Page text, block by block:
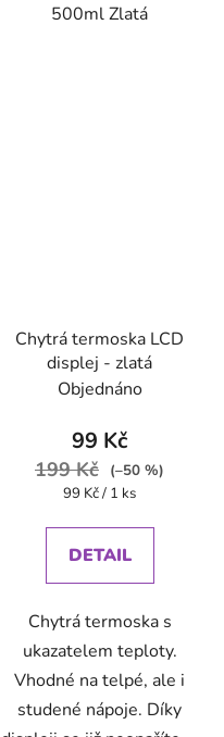
500ml Zlatá
Chytrá termoska LCD
displej - zlatá
Objednáno
99 Kč
199 Kč
(–50 %)
Měrná
99 Kč / 1 ks
DETAIL
Chytrá termoska s
ukazatelem teploty.
Vhodné na telpé, ale i
studené nápoje. Díky